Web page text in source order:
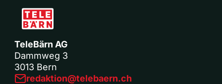
TeleBärn AG
Dammweg 3
3013 Bern
redaktion@telebaern.ch